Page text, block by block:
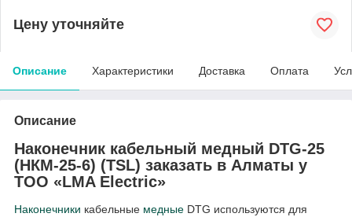
Цену уточняйте
Описание Характеристики Доставка Оплата
Описание
Наконечник кабельный медный DTG-25
(НКМ-25-6) (TSL) заказать в Алматы у
ТОО «LMA Electric»
Наконечники кабельные медные DTG используются для